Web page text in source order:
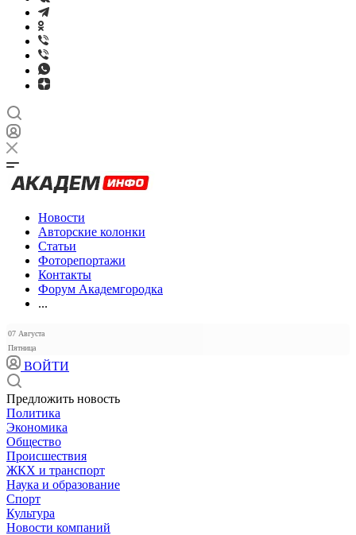
Новости
Авторские колонки
Статьи
Фоторепортажи
Контакты
Форум Академгородка
...
07 Августа
Пятница
ВОЙТИ
Предложить новость
Политика
Экономика
Общество
Происшествия
ЖКХ и транспорт
Наука и образование
Спорт
Культура
Новости компаний